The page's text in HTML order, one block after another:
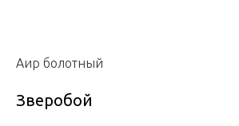
Аир болотный
Зверобой